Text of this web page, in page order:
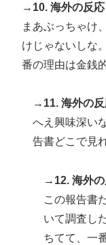
→10. 海外の反応
まあぶっちゃけ
けじゃないしな
番の理由は金銭
→11. 海外の
へえ興味深い
告書どこで見
→12. 海外
この報告書
いて調査し
ちてて、一